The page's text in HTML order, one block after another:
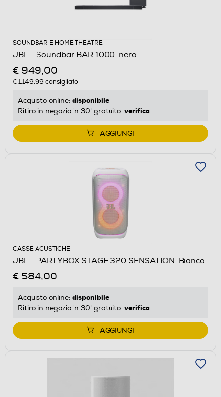
SOUNDBAR E HOME THEATRE
JBL - Soundbar BAR 1000-nero
€ 949,00
€ 1.149,99 consigliato
Acquisto online: disponibile
Ritiro in negozio in 30' gratuito: verifica
AGGIUNGI
CASSE ACUSTICHE
JBL - PARTYBOX STAGE 320 SENSATION-Bianco
€ 584,00
Acquisto online: disponibile
Ritiro in negozio in 30' gratuito: verifica
AGGIUNGI